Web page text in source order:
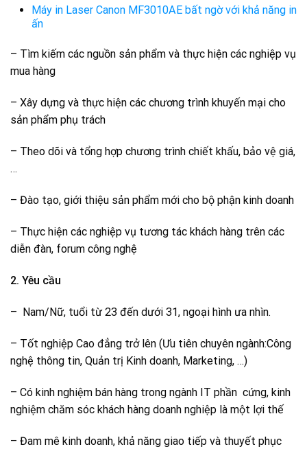
Máy in Laser Canon MF3010AE bất ngờ với khả năng in
ấn
– Tìm kiếm các nguồn sản phẩm và thực hiện các nghiệp vụ
mua hàng
– Xây dựng và thực hiện các chương trình khuyến mại cho
sản phẩm phụ trách
– Theo dõi và tổng hợp chương trình chiết khấu, bảo vệ giá,
…
– Đào tạo, giới thiệu sản phẩm mới cho bộ phận kinh doanh
– Thực hiện các nghiệp vụ tương tác khách hàng trên các
diễn đàn, forum công nghệ
2. Yêu cầu
– Nam/Nữ, tuổi từ 23 đến dưới 31, ngoại hình ưa nhìn.
– Tốt nghiệp Cao đẳng trở lên (Ưu tiên chuyên ngành:Công
nghệ thông tin, Quản trị Kinh doanh, Marketing, …)
– Có kinh nghiệm bán hàng trong ngành IT phần cứng, kinh
nghiệm chăm sóc khách hàng doanh nghiệp là một lợi thế
– Đam mê kinh doanh, khả năng giao tiếp và thuyết phục